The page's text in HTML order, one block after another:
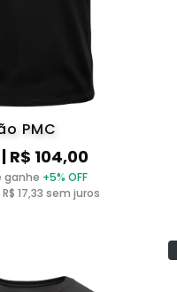
PMC
R$ 104,00
ganhe +5% OFF
17,33 sem juros